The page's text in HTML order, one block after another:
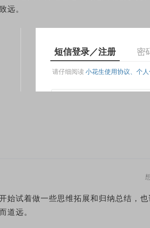
远。
始试着做一些思维拓展和归纳总结，也
道远。